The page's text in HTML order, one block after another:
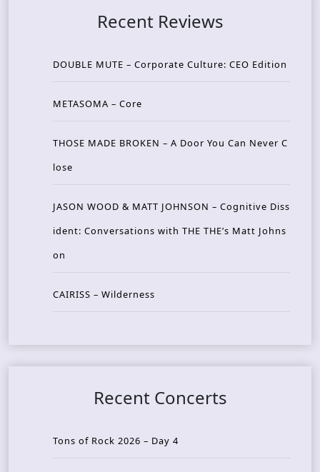
Recent Reviews
DOUBLE MUTE – Corporate Culture: CEO Edition
METASOMA – Core
THOSE MADE BROKEN – A Door You Can Never C
lose
JASON WOOD & MATT JOHNSON – Cognitive Diss
ident: Conversations with THE THE’s Matt Johns
on
CAIRISS – Wilderness
Recent Concerts
Tons of Rock 2026 – Day 4